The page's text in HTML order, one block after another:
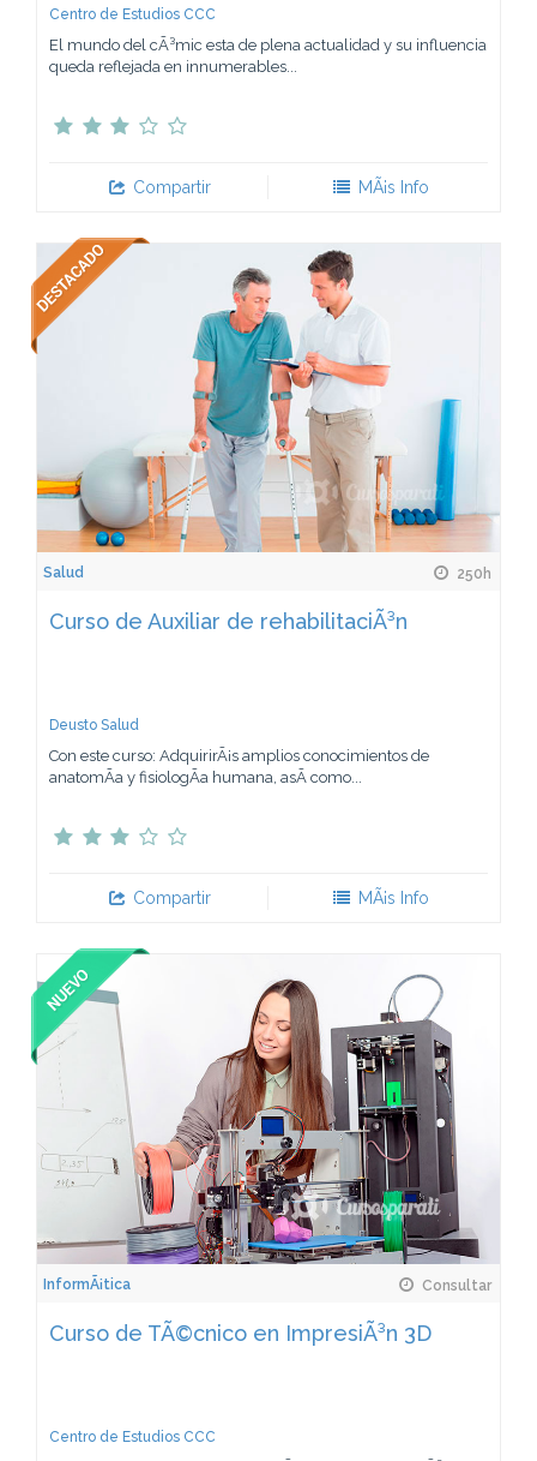
Centro de Estudios CCC
El mundo del cÃ³mic esta de plena actualidad y su influencia
queda reflejada en innumerables...
Compartir MÃ¡s Info
Salud 250h
Curso de Auxiliar de rehabilitaciÃ³n
Deusto Salud
Con este curso: AdquirirÃ¡s amplios conocimientos de
anatomÃ­a y fisiologÃ­a humana, asÃ­ como...
Compartir MÃ¡s Info
InformÃ¡tica Consultar
Curso de TÃ©cnico en ImpresiÃ³n 3D
Centro de Estudios CCC